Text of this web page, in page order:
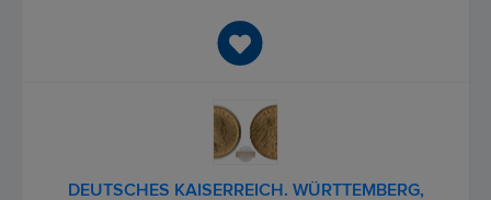
DEUTSCHES KAISERREICH. WÜRTTEMBERG,